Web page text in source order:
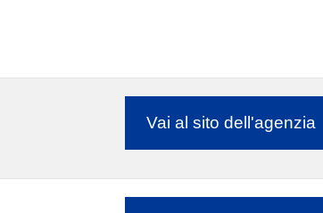
Vai al sito dell'agenzia